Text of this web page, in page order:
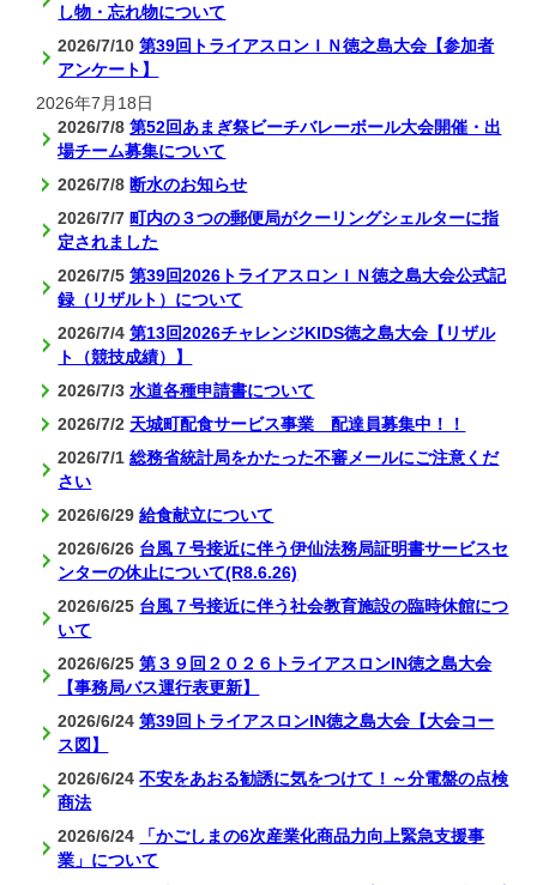
し物・忘れ物について
2026/7/10第39回トライアスロンＩＮ徳之島大会【参加者
アンケート】
2026年7月18日
2026/7/8第52回あまぎ祭ビーチバレーボール大会開催・出
場チーム募集について
2026/7/8 断水のお知らせ
2026/7/7町内の３つの郵便局がクーリングシェルターに指
定されました
2026/7/5第39回2026トライアスロンＩＮ徳之島大会公式記
録（リザルト）について
2026/7/4第13回2026チャレンジKIDS徳之島大会【リザル
ト（競技成績）】
2026/7/3水道各種申請書について
2026/7/2 天城町配食サービス事業 配達員募集中！！
2026/7/1総務省統計局をかたった不審メールにご注意くだ
さい
2026/6/29給食献立について
2026/6/26 台風７号接近に伴う伊仙法務局証明書サービスセ
ンターの休止について(R8.6.26)
2026/6/25 台風７号接近に伴う社会教育施設の臨時休館につ
いて
2026/6/25第３９回２０２６トライアスロンIN徳之島大会
【事務局バス運行表更新】
2026/6/24第39回トライアスロンIN徳之島大会【大会コー
ス図】
2026/6/24不安をあおる勧誘に気をつけて！～分電盤の点検
商法
2026/6/24
「かごしまの6次産業化商品力向上緊急支援事
業」について